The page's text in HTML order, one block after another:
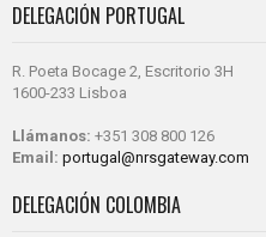
DELEGACIÓN PORTUGAL
R. Poeta Bocage 2, Escritorio 3H
1600-233 Lisboa
Llámanos: +351 308 800 126
Email: portugal@nrsgateway.com
DELEGACIÓN COLOMBIA